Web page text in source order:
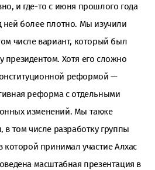
и где-то с июня прошлого года
ней более плотно. Мы изучили
числе вариант, который был
президентом. Хотя его сложно
реформой —
реформа с отдельными
изменений. Мы также
в том числе разработку группы
которой принимал участие Алхас
масштабная презентация в